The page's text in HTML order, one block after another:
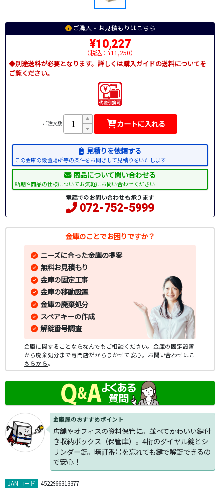
金庫屋のおすすめポイント
店舗やオフィスの資料保管に。並べてかわいい鍵付
き収納ボックス（保管庫）。4桁のダイヤル錠とシ
リンダー錠。暗証番号を忘れても鍵で解錠できるの
で安心！
JANコード 4522966313377
ご購入・お見積もりはこちら
¥10,227
（税込：¥11,250）
◆別途送料が必要となります。詳しくは購入ガイドの送料についてを
ご覧ください。
ご注文数 カートに入れる
見積りを依頼する
この金庫の設置場所等の条件をお聞きして見積りをいたします
商品について問い合わせる
納期や商品の仕様についてお気軽にお問い合わせください
電話でのお問い合わせも承ります
072-752-5999
金庫のことでお困りですか？
ニーズに合った金庫の提案
無料お見積もり
金庫の固定工事
金庫の移動設置
金庫の廃棄処分
スペアキーの作成
解錠番号調査
金庫に関することならなんでもご相談ください。金庫の固定設置
から廃棄処分まで専門店だからまかせて安心。 お問い合わせはこ
ちらから。